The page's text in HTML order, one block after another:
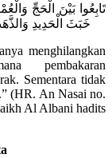
تَابِعُوا بَيْنَ الْحَجِّ
خَبَثَ الْحَدِيدِ
menghilangkan
pembakaran
Sementara tidak
(HR. An Nasai no.
Al Albani hadits